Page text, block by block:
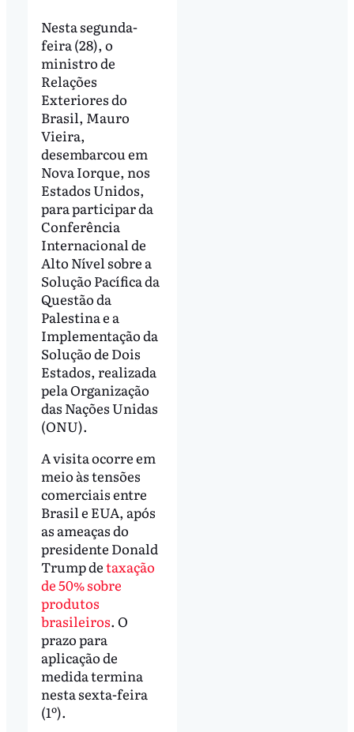
Nesta segunda-
feira (28), o
ministro de
Relações
Exteriores do
Brasil, Mauro
Vieira,
desembarcou em
Nova Iorque, nos
Estados Unidos,
para participar da
Conferência
Internacional de
Alto Nível sobre a
Solução Pacífica da
Questão da
Palestina e a
Implementação da
Solução de Dois
Estados, realizada
pela Organização
das Nações Unidas
(ONU).
A visita ocorre em
meio às tensões
comerciais entre
Brasil e EUA, após
as ameaças do
presidente Donald
Trump detaxação
de 50% sobre
produtos
brasileiros. O
prazo para
aplicação de
medida termina
nesta sexta-feira
(1º).